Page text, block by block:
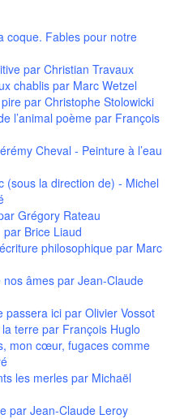
coque. Fables pour notre
par Christian Travaux
chablis par Marc Wetzel
par Christophe Stolowicki
l’animal poème par François
Cheval - Peinture à l’eau
(sous la direction de) - Michel
Grégory Rateau
par Brice Liaud
philosophiquepar Marc
nos âmes par Jean-Claude
passera ici par Olivier Vossot
terre par François Huglo
mon cœur, fugaces comme
les merles par Michaël
par Jean-Claude Leroy